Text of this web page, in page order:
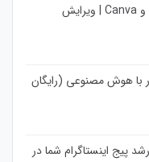
آموزش ساخت عکس لایه باز با ChatGPT و Canva | ویرایش
با هوش مصنوعی (رایگان
پیج اینستاگرام شما در